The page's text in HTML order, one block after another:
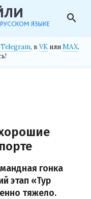
search
Telegram, в VK илиMAX.
гонка
этап «Тур
тяжело.